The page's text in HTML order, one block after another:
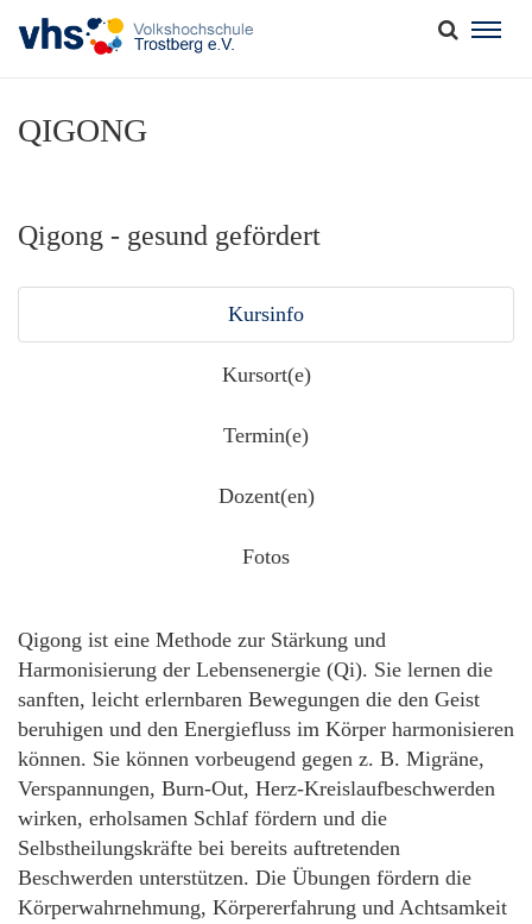
QIGONG
Qigong - gesund gefördert
Kursinfo
Kursort(e)
Termin(e)
Dozent(en)
Fotos
Qigong ist eine Methode zur Stärkung und
Harmonisierung der Lebensenergie (Qi). Sie lernen die
sanften, leicht erlernbaren Bewegungen die den Geist
beruhigen und den Energiefluss im Körper harmonisieren
können. Sie können vorbeugend gegen z. B. Migräne,
Verspannungen, Burn-Out, Herz-Kreislaufbeschwerden
wirken, erholsamen Schlaf fördern und die
Selbstheilungskräfte bei bereits auftretenden
Beschwerden unterstützen. Die Übungen fördern die
Körperwahrnehmung, Körpererfahrung und Achtsamkeit